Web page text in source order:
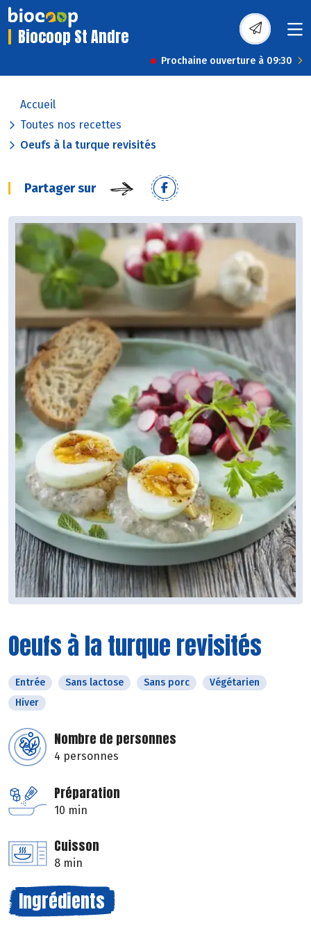
Biocoop St Andre
Prochaine ouverture à 09:30
Accueil
Toutes nos recettes
Oeufs à la turque revisités
Partager sur
Oeufs à la turque revisités
Entrée Sans lactose Sans porc
Végétarien
Hiver
Nombre de personnes
4 personnes
Préparation
10 min
Cuisson
8 min
Ingrédients